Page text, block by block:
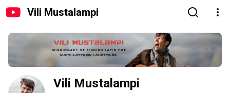
Vili Mustalampi